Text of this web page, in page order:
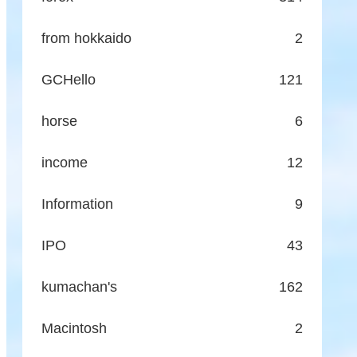
from hokkaido 2
GCHello 121
horse 6
income 12
Information 9
IPO 43
kumachan's 162
Macintosh 2